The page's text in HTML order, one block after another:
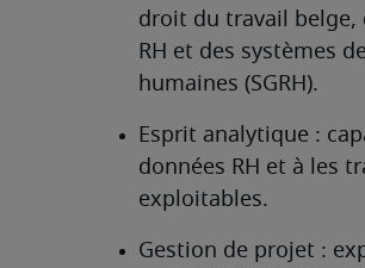
droit du travail belge,
RH et des systèmes
humaines (SGRH).
Esprit analytique :
données RH et à les
exploitables.
Gestion de projet :